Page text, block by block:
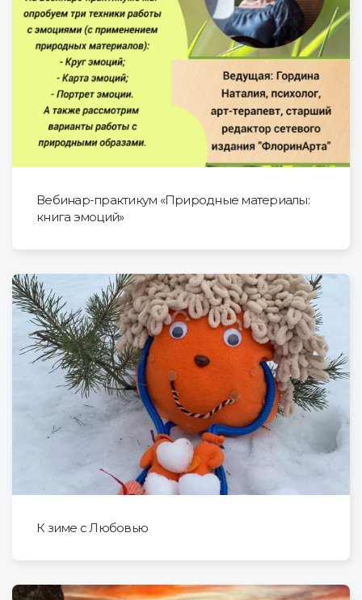
Вебинар-практикум «Природные материалы:
книга эмоций»
К зиме с Любовью